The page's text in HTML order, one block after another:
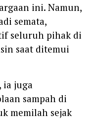
ini. Namun,
semata,
seluruh pihak di
saat ditemui
ia juga
sampah di
memilah sejak